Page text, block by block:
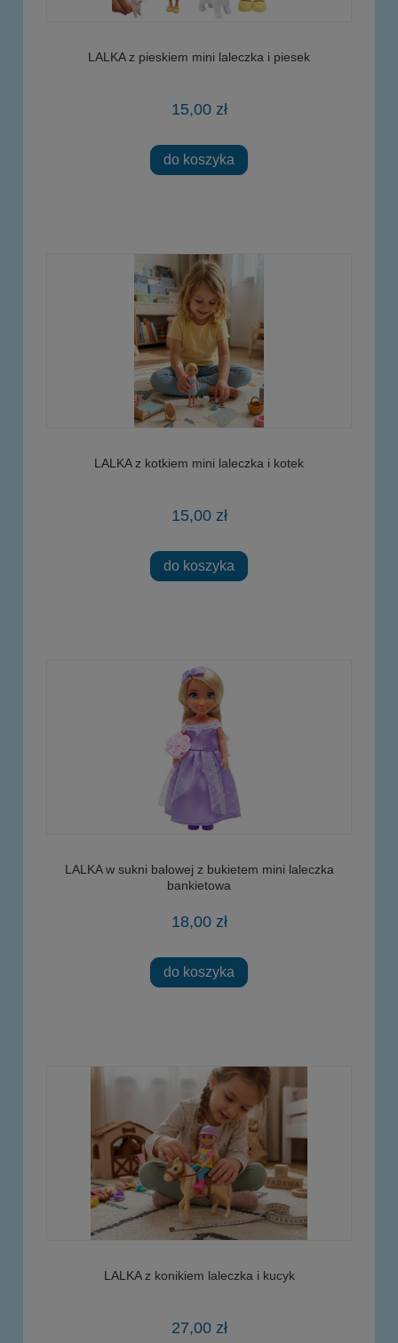
LALKA z pieskiem mini laleczka i piesek
15,00 zł
do koszyka
LALKA z kotkiem mini laleczka i kotek
15,00 zł
do koszyka
LALKA w sukni balowej z bukietem mini laleczka
bankietowa
18,00 zł
do koszyka
LALKA z konikiem laleczka i kucyk
27,00 zł